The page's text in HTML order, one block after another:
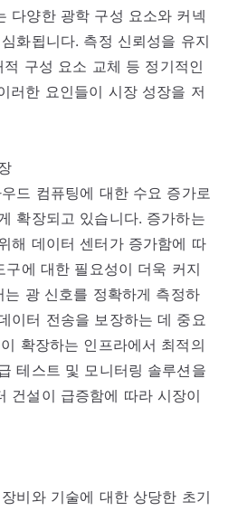
다양한 광학 구성 요소와 커넥
화됩니다. 측정 신뢰성을 유지
구성 요소 교체 등 정기적인
러한 요인들이 시장 성장을 저
드 컴퓨팅에 대한 수요 증가로
확장되고 있습니다. 증가하는
해 데이터 센터가 증가함에 따
에 대한 필요성이 더욱 커지
광 신호를 정확하게 측정하
이터 전송을 보장하는 데 중요
확장하는 인프라에서 최적의
테스트 및 모니터링 솔루션을
건설이 급증함에 따라 시장이
비와 기술에 대한 상당한 초기